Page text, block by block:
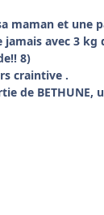
maman et une
jamais avec 3
8)
craintive .
de BETHUNE,